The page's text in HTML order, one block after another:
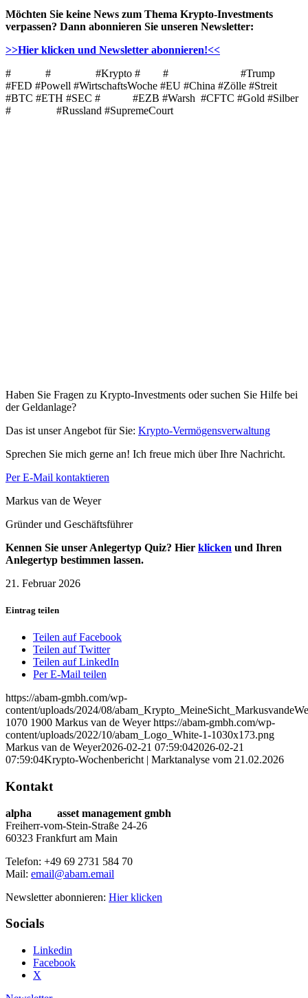
Möchten Sie keine News zum Thema Krypto-Investments
verpassen? Dann abonnieren Sie unseren Newsletter:
>>Hier klicken und Newsletter abonnieren!<<
#
# #Krypto # #
#Trump
#FED #Powell #WirtschaftsWoche #EU #China #Zölle #Streit
#BTC #ETH #SEC #
#EZB #Warsh #CFTC #Gold #Silber
#
#Russland #SupremeCourt
Haben Sie Fragen zu Krypto-Investments oder suchen Sie Hilfe bei
der Geldanlage?
Das ist unser Angebot für Sie: Krypto-Vermögensverwaltung
Sprechen Sie mich gerne an! Ich freue mich über Ihre Nachricht.
Per E-Mail kontaktieren
Markus van de Weyer
Gründer und Geschäftsführer
Kennen Sie unser Anlegertyp Quiz? Hier klicken und Ihren
Anlegertyp bestimmen lassen.
21. Februar 2026
Eintrag teilen
Teilen auf Facebook
Teilen auf Twitter
Teilen auf LinkedIn
Per E-Mail teilen
https://abam-gmbh.com/wp-
content/uploads/2024/08/
1070 1900 Markus van de Weyer https://abam-gmbh.com/wp-
content/uploads/2022/10/abam_Logo_White-1-1030x173.png
Markus van de Weyer2026-02-21 07:59:042026-02-21
07:59:04Krypto-Wochenbericht | Marktanalyse vom 21.02.2026
Kontakt
alpha
asset management gmbh
Freiherr-vom-Stein-Straße 24-26
60323 Frankfurt am Main
Telefon: +49 69 2731 584 70
Mail: email@abam.email
Newsletter abonnieren: Hier klicken
Socials
Linkedin
Facebook
X